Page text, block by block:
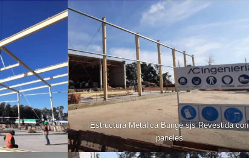
Estructura Metálica Bunge sjs Revestida con
paneles